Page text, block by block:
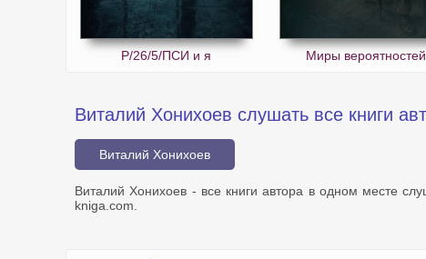
Р/26/5/ПСИ и я Миры вероятностей
Виталий Хонихоев слушать все книги
Виталий Хонихоев
Виталий Хонихоев - все книги автора в одном месте
kniga.com.